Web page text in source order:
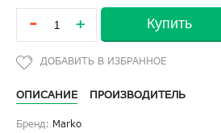
- + Купить
ОПИСАНИЕ ПРОИЗВОДИТЕЛЬ
Бренд: Marko